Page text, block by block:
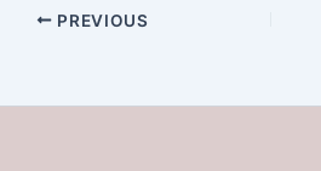
PREVIOUS